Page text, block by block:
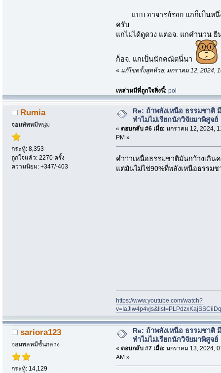
แบบ อาจารย์รอย แกก็เป็นหนึ่ง
ครับ
แกไม่ได้ดูดวง แต่อจ. แกคำนวน ยื
ก็อจ. แกเป็นนักคณิตนี่นา
« แก้ไขครั้งสุดท้าย: มกราคม 12, 2024,
เหล่าหมีที่ถูกใจสิ่งนี้:pol
Rumia
จอมทัพหมีหนุ่ม
กระทู้: 8,353
ถูกใจแล้ว: 2270 ครั้ง
ความนิยม: +347/-403
Re: ถ้าพลังเหนือ ธรรมชาติ
ทำไมไม่เรียกนักวิจัยมาพิสูจย์
« ตอบกลับ #6 เมื่อ: มกราคม 12, 2024,
PM »
คำว่าเหนื่อธรรมชาติมันกว้างเกิน
แต่มันไม่ไช่90%ที่พลังเหนือธรรมช
https://www.youtube.com/watch?
sariora123
จอมพลหมีชั้นกลาง
กระทู้: 14,129
Re: ถ้าพลังเหนือ ธรรมชาติ
ทำไมไม่เรียกนักวิจัยมาพิสูจย์
« ตอบกลับ #7 เมื่อ: มกราคม 13, 2024,
AM »